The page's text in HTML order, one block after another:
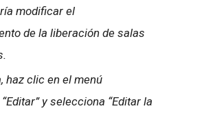
modificar el
de la liberación de salas
haz clic en el menú
y selecciona “Editar la